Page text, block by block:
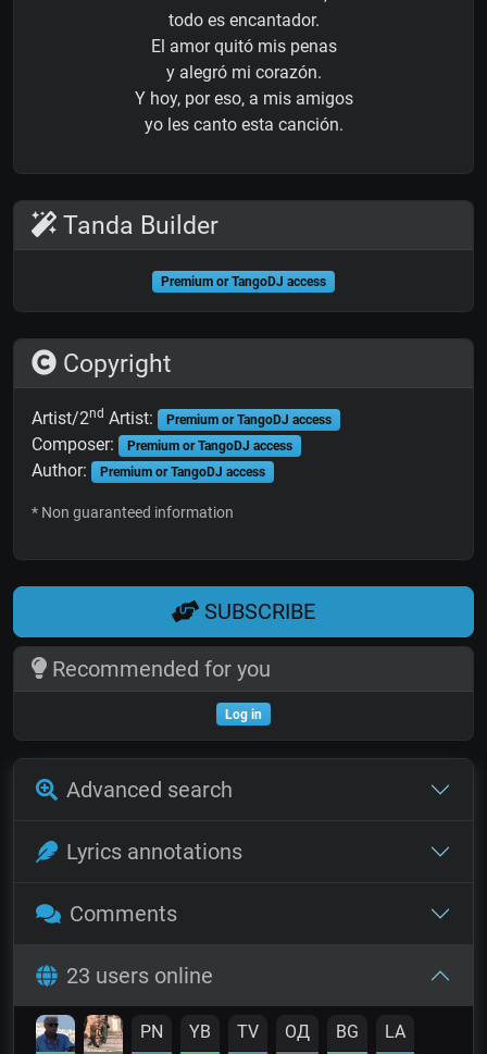
todo es encantador.
El amor quitó mis penas
y alegró mi corazón.
Y hoy, por eso, a mis amigos
yo les canto esta canción.
Tanda Builder
Premium or TangoDJ access
Copyright
Artist/2nd Artist: Premium or TangoDJ access
Composer: Premium or TangoDJ access
Author: Premium or TangoDJ access
* Non guaranteed information
SUBSCRIBE
Recommended for you
Log in
Advanced search
Lyrics annotations
Comments
23 users online
PN YB TV OД BG LA